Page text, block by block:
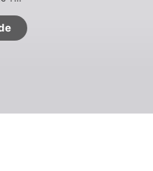
cette dualité, entre ce qui a